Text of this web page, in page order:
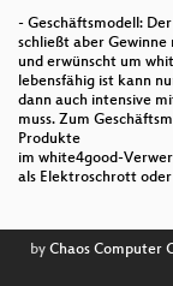
- Geschäftsmodell:
schließt aber Gewinne
und erwünscht um
lebensfähig ist kann
dann auch intensive
muss. Zum
Produkte
im white4good-
als Elektroschrott
by Chaos Computer